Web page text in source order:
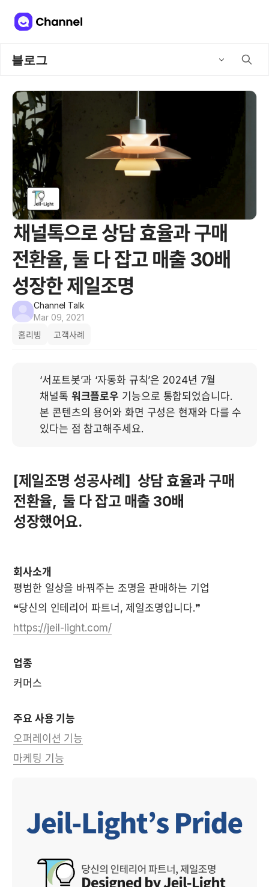
블로그
채널톡으로 상담 효율과 구매
전환율, 둘 다 잡고 매출 30배
성장한 제일조명
Channel Talk
Mar 09, 2021
홈리빙
고객사례
‘서포트봇’과 ‘자동화 규칙’은 2024년 7월
채널톡 워크플로우 기능으로 통합되었습니다.
본 콘텐츠의 용어와 화면 구성은 현재와 다를 수
있다는 점 참고해주세요.
[제일조명 성공사례]  상담 효율과 구매
전환율,  둘 다 잡고 매출 30배
성장했어요.
회사소개
평범한 일상을 바꿔주는 조명을 판매하는 기업
❝당신의 인테리어 파트너, 제일조명입니다.❞
https://jeil-light.com/
업종
커머스
주요 사용 기능
오퍼레이션 기능
마케팅 기능